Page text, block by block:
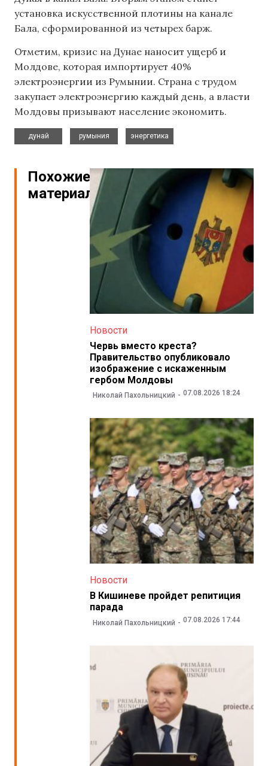
установка искусственной плотины на канале
Бала, сформированной из четырех барж.
Отметим, кризис на Дунае наносит ущерб и
Молдове, которая импортирует 40%
электроэнергии из Румынии. Страна с трудом
закупает электроэнергию каждый день, а власти
Молдовы призывают население экономить.
дунай
румыния
энергетика
Похожие
материалы
Новости
Червь вместо креста?
Правительство опубликовало
изображение с искаженным
гербом Молдовы
Николай Пахольницкий 07.08.2026 18:24
Новости
В Кишиневе пройдет репитиция
парада
Николай Пахольницкий 07.08.2026 17:44